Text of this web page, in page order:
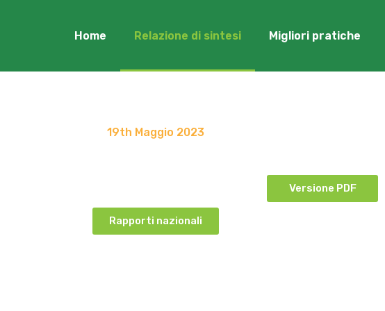
Home Relazione di sintesi Migliori pratiche
19th Maggio 2023
Versione PDF
Rapporti nazionali